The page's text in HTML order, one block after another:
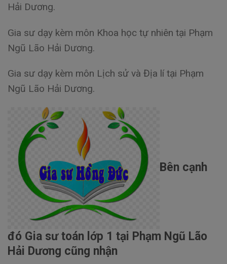
Hải Dương.
Gia sư dạy kèm môn Khoa học tự nhiên tại Phạm
Ngũ Lão Hải Dương.
Gia sư dạy kèm môn Lịch sử và Địa lí tại Phạm
Ngũ Lão Hải Dương.
Bên cạnh
đó Gia sư toán lớp 1 tại Phạm Ngũ Lão
Hải Dương cũng nhận